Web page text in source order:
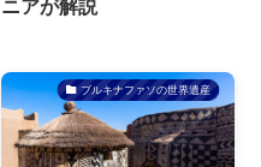
ニアが解説
ブルキナファソの世界遺産